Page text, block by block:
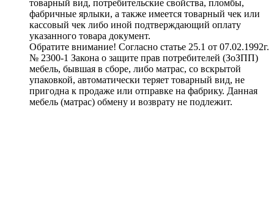
товарный вид, потребительские свойства, пломбы,
фабричные ярлыки, а также имеется товарный чек или
кассовый чек либо иной подтверждающий оплату
указанного товара документ.
Обратите внимание! Согласно статье 25.1 от 07.02.1992г.
№ 2300-1 Закона о защите прав потребителей (ЗоЗПП)
мебель, бывшая в сборе, либо матрас, со вскрытой
упаковкой, автоматически теряет товарный вид, не
пригодна к продаже или отправке на фабрику. Данная
мебель (матрас) обмену и возврату не подлежит.